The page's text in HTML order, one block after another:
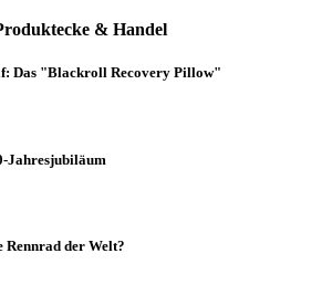
& Handel
Das "Blackroll Recovery Pillow"
Jahresjubiläum
Rennrad der Welt?